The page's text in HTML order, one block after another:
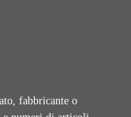
fabbricante o